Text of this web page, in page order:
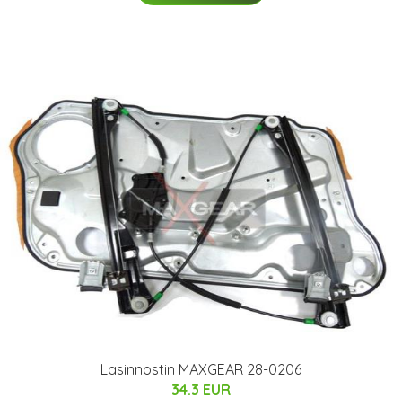
Lasinnostin MAXGEAR 28-0206
34.3 EUR